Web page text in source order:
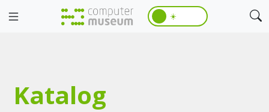
☀️
Katalog